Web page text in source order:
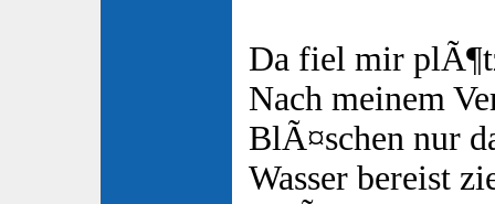
Da fiel mir
Nach meinem
BlÃ¤schen nur
Wasser bereist